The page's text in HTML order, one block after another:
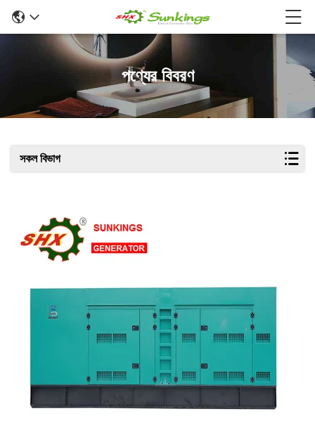
পণ্যের বিবরণ
সকল বিভাগ